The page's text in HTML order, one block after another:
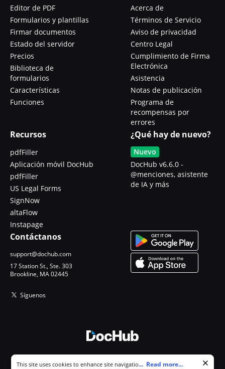
Editor de PDF
Formularios y plantillas
Firmar documentos
Estado del servidor
Precios
Biblioteca de
formularios
Características
Funciones
Acerca de
Términos de Servicio
Aviso de privacidad
Centro Legal
Cumplimiento de Firma
Electrónica
Asistencia
Notas de publicación
Programa de
recompensas por
errores
Recursos
pdfFiller
Aplicación móvil DocHub
pdfFiller
US Legal Forms
SignNow
altaFlow
Instapage
¿Qué hay de nuevo?
Nuevo
DocHub v6.6.0 -
@menciones, asistente
de IA y más
Contáctanos
support@dochub.com
17 Station St., Ste. 303
Brookline, MA 02445
Síguenos
Cookie consent notice
This site uses cookies to enhance site navigation and personalize
... Read more...